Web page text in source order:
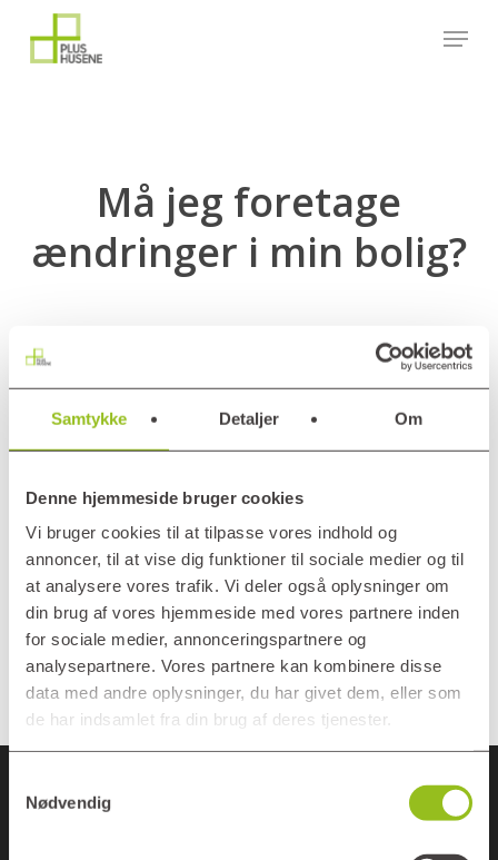
Samtykke Detaljer Om
Denne hjemmeside bruger cookies
Vi bruger cookies til at tilpasse vores indhold og
annoncer, til at vise dig funktioner til sociale medier og til
at analysere vores trafik. Vi deler også oplysninger om
din brug af vores hjemmeside med vores partnere inden
for sociale medier, annonceringspartnere og
analysepartnere. Vores partnere kan kombinere disse
data med andre oplysninger, du har givet dem, eller som
de har indsamlet fra din brug af deres tjenester.
Nødvendig
Menu
Må jeg foretage
ændringer i min bolig?
A
Må jeg foretage ændringer i min
bolig?
Du har som beboer mulighed for at
foretage ændringer i din bolig dog ikke
f.eks. fjerne/opbygge vægge. Der skal
ansøges om ændringerne, inden du går
i gang, og boligen skal reetableres ved
fraflytning.